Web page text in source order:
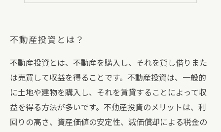
不動産投資とは？
不動産投資とは、不動産を購入し、それを貸し借りまた
は売買して収益を得ることです。不動産投資は、一般的
に土地や建物を購入し、それを賃貸することによって収
益を得る方法が多いです。不動産投資のメリットは、利
回りの高さ、資産価値の安定性、減価償却による税金の